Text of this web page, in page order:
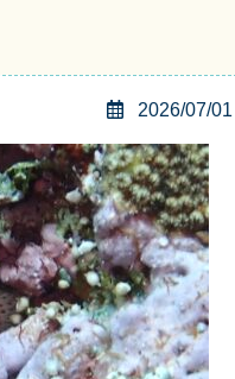
2026/07/01